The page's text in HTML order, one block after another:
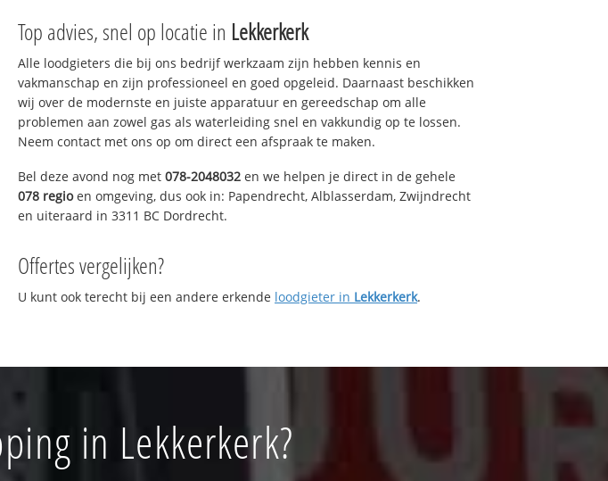
Top advies, snel op locatie in Lekkerkerk
Alle loodgieters die bij ons bedrijf werkzaam zijn hebben kennis en
vakmanschap en zijn professioneel en goed opgeleid. Daarnaast beschikken
wij over de modernste en juiste apparatuur en gereedschap om alle
problemen aan zowel gas als waterleiding snel en vakkundig op te lossen.
Neem contact met ons op om direct een afspraak te maken.
Bel deze avond nog met 078-2048032 en we helpen je direct in de gehele
078 regioen omgeving, dus ook in: Papendrecht, Alblasserdam, Zwijndrecht
en uiteraard in 3311 BC Dordrecht.
Offertes vergelijken?
U kunt ook terecht bij een andere erkende loodgieter in Lekkerkerk.
in Lekkerkerk?